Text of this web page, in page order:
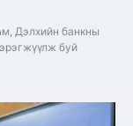
Дэлхийн банкны
буй